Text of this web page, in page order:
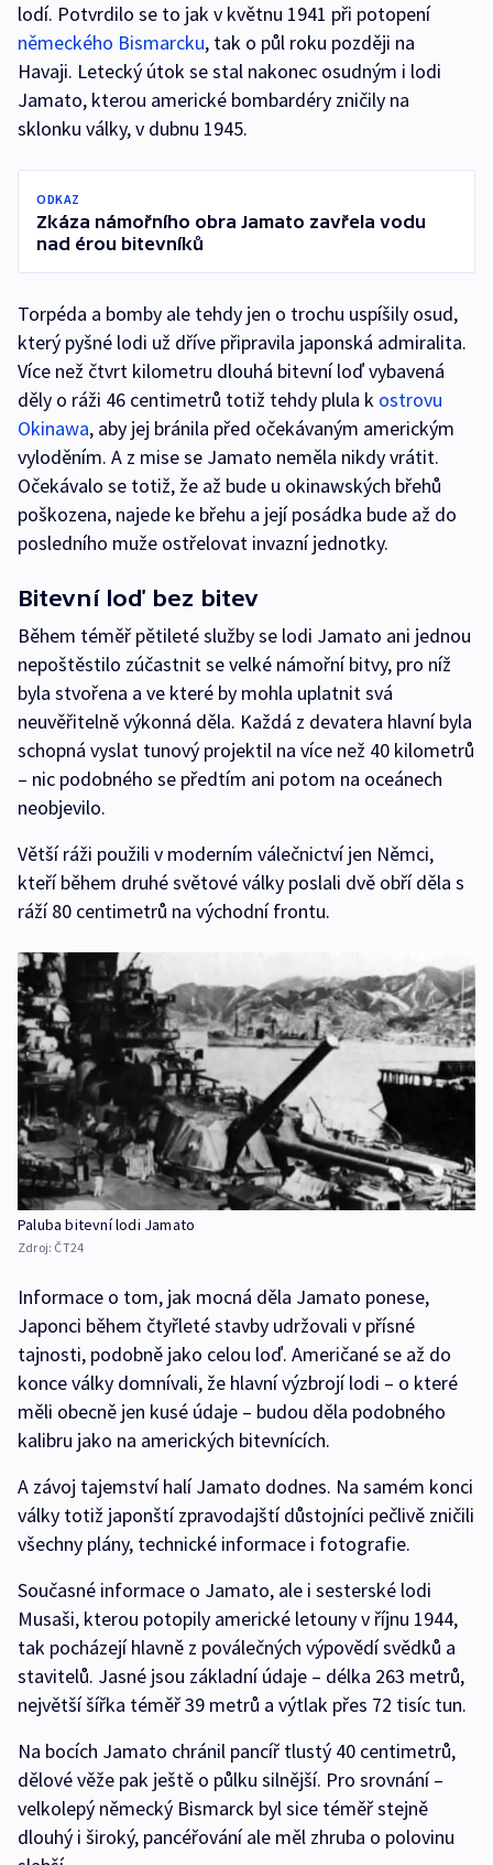
lodí. Potvrdilo se to jak v květnu 1941 při potopení
německého Bismarcku, tak o půl roku později na
Havaji. Letecký útok se stal nakonec osudným i lodi
Jamato, kterou americké bombardéry zničily na
sklonku války, v dubnu 1945.
ODKAZ
Zkáza námořního obra Jamato zavřela vodu
nad érou bitevníků
Torpéda a bomby ale tehdy jen o trochu uspíšily osud,
který pyšné lodi už dříve připravila japonská admiralita.
Více než čtvrt kilometru dlouhá bitevní loď vybavená
děly o ráži 46 centimetrů totiž tehdy plula k ostrovu
Okinawa, aby jej bránila před očekávaným americkým
vyloděním. A z mise se Jamato neměla nikdy vrátit.
Očekávalo se totiž, že až bude u okinawských břehů
poškozena, najede ke břehu a její posádka bude až do
posledního muže ostřelovat invazní jednotky.
Bitevní loď bez bitev
Během téměř pětileté služby se lodi Jamato ani jednou
nepoštěstilo zúčastnit se velké námořní bitvy, pro níž
byla stvořena a ve které by mohla uplatnit svá
neuvěřitelně výkonná děla. Každá z devatera hlavní byla
schopná vyslat tunový projektil na více než 40 kilometrů
– nic podobného se předtím ani potom na oceánech
neobjevilo.
Větší ráži použili v moderním válečnictví jen Němci,
kteří během druhé světové války poslali dvě obří děla s
ráží 80 centimetrů na východní frontu.
Paluba bitevní lodi Jamato
Zdroj: ČT24
Informace o tom, jak mocná děla Jamato ponese,
Japonci během čtyřleté stavby udržovali v přísné
tajnosti, podobně jako celou loď. Američané se až do
konce války domnívali, že hlavní výzbrojí lodi – o které
měli obecně jen kusé údaje – budou děla podobného
kalibru jako na amerických bitevnících.
A závoj tajemství halí Jamato dodnes. Na samém konci
války totiž japonští zpravodajští důstojníci pečlivě zničili
všechny plány, technické informace i fotografie.
Současné informace o Jamato, ale i sesterské lodi
Musaši, kterou potopily americké letouny v říjnu 1944,
tak pocházejí hlavně z poválečných výpovědí svědků a
stavitelů. Jasné jsou základní údaje – délka 263 metrů,
největší šířka téměř 39 metrů a výtlak přes 72 tisíc tun.
Na bocích Jamato chránil pancíř tlustý 40 centimetrů,
dělové věže pak ještě o půlku silnější. Pro srovnání –
velkolepý německý Bismarck byl sice téměř stejně
dlouhý i široký, pancéřování ale měl zhruba o polovinu